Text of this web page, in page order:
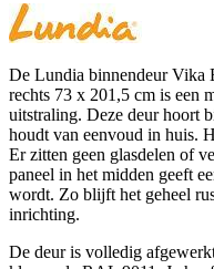
De Lundia binnendeur Vika
rechts 73 x 201,5 cm is een
uitstraling. Deze deur hoort
houdt van eenvoud in huis.
Er zitten geen glasdelen of
paneel in het midden geeft
wordt. Zo blijft het geheel
inrichting.
De deur is volledig